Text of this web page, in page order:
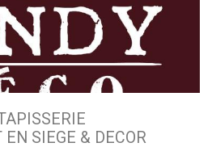
SIEGE & DECOR